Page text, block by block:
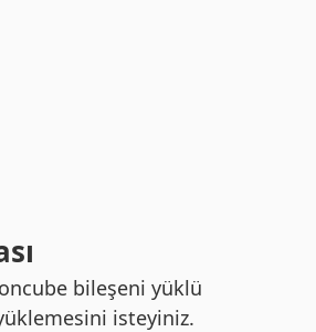
bileşeni yüklü
isteyiniz.